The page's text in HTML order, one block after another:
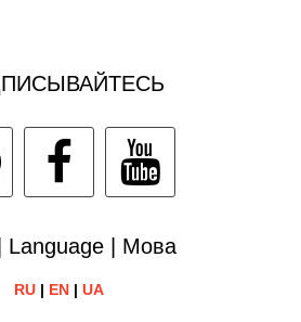
Language | Мова
RU| EN| UA